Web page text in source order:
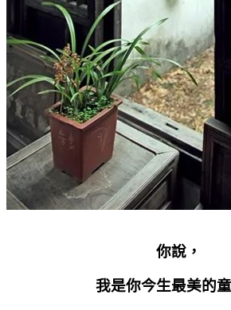
你說，
我是你今生最美的童